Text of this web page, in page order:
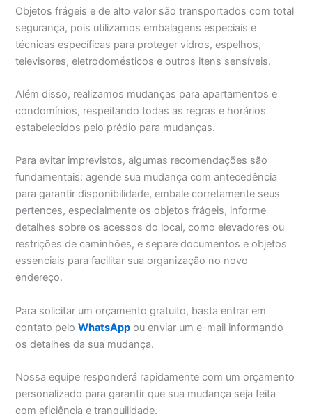
Objetos frágeis e de alto valor são transportados com total
segurança, pois utilizamos embalagens especiais e
técnicas específicas para proteger vidros, espelhos,
televisores, eletrodomésticos e outros itens sensíveis.
Além disso, realizamos mudanças para apartamentos e
condomínios, respeitando todas as regras e horários
estabelecidos pelo prédio para mudanças.
Para evitar imprevistos, algumas recomendações são
fundamentais: agende sua mudança com antecedência
para garantir disponibilidade, embale corretamente seus
pertences, especialmente os objetos frágeis, informe
detalhes sobre os acessos do local, como elevadores ou
restrições de caminhões, e separe documentos e objetos
essenciais para facilitar sua organização no novo
endereço.
Para solicitar um orçamento gratuito, basta entrar em
contato peloWhatsApp ou enviar um e-mail informando
os detalhes da sua mudança.
Nossa equipe responderá rapidamente com um orçamento
personalizado para garantir que sua mudança seja feita
com eficiência e tranquilidade.